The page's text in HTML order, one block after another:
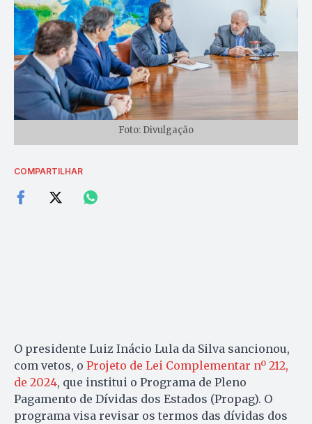
Foto: Divulgação
COMPARTILHAR
O presidente Luiz Inácio Lula da Silva sancionou,
com vetos, o Projeto de Lei Complementar nº 212,
de 2024, que institui o Programa de Pleno
Pagamento de Dívidas dos Estados (Propag). O
programa visa revisar os termos das dívidas dos